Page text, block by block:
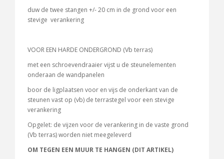
duw de twee stangen +/- 20 cm in de grond voor een
stevige verankering
VOOR EEN HARDE ONDERGROND (Vb terras)
met een schroevendraaier vijst u de steunelementen
onderaan de wandpanelen
boor de ligplaatsen voor en vijs de onderkant van de
steunen vast op (vb) de terrastegel voor een stevige
verankering
Opgelet: de vijzen voor de verankering in de vaste grond
(Vb terras) worden niet meegeleverd
OM TEGEN EEN MUUR TE HANGEN (DIT ARTIKEL)